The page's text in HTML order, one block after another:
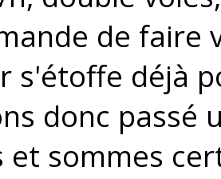
de
s'étoffe déjà
donc passé
et sommes